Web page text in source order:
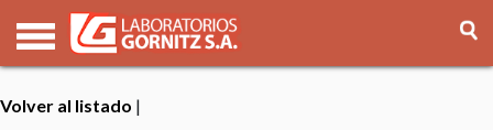
Volver al listado |